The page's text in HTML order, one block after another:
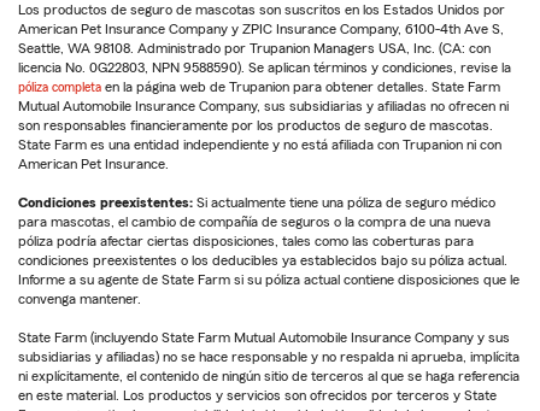
Los productos de seguro de mascotas son suscritos en los Estados Unidos por
American Pet Insurance Company y ZPIC Insurance Company, 6100-4th Ave S,
Seattle, WA 98108. Administrado por Trupanion Managers USA, Inc. (CA: con
licencia No. 0G22803, NPN 9588590). Se aplican términos y condiciones, revise la
póliza completa en la página web de Trupanion para obtener detalles. State Farm
Mutual Automobile Insurance Company, sus subsidiarias y afiliadas no ofrecen ni
son responsables financieramente por los productos de seguro de mascotas.
State Farm es una entidad independiente y no está afiliada con Trupanion ni con
American Pet Insurance.
Condiciones preexistentes: Si actualmente tiene una póliza de seguro médico
para mascotas, el cambio de compañía de seguros o la compra de una nueva
póliza podría afectar ciertas disposiciones, tales como las coberturas para
condiciones preexistentes o los deducibles ya establecidos bajo su póliza actual.
Informe a su agente de State Farm si su póliza actual contiene disposiciones que le
convenga mantener.
State Farm (incluyendo State Farm Mutual Automobile Insurance Company y sus
subsidiarias y afiliadas) no se hace responsable y no respalda ni aprueba, implícita
ni explícitamente, el contenido de ningún sitio de terceros al que se haga referencia
en este material. Los productos y servicios son ofrecidos por terceros y State